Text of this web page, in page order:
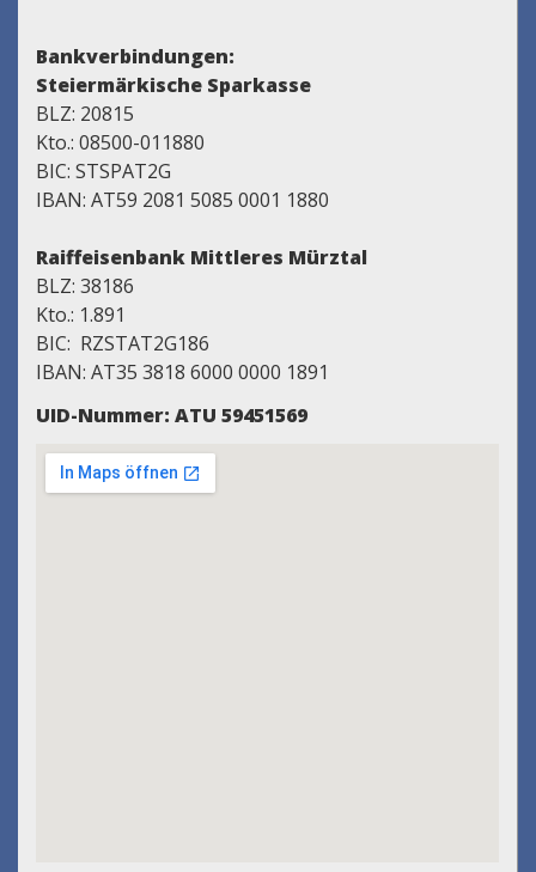
Bankverbindungen:
Steiermärkische Sparkasse
BLZ: 20815
Kto.: 08500-011880
BIC: STSPAT2G
IBAN: AT59 2081 5085 0001 1880
Raiffeisenbank Mittleres Mürztal
BLZ: 38186
Kto.: 1.891
BIC: RZSTAT2G186
IBAN: AT35 3818 6000 0000 1891
UID-Nummer: ATU 59451569